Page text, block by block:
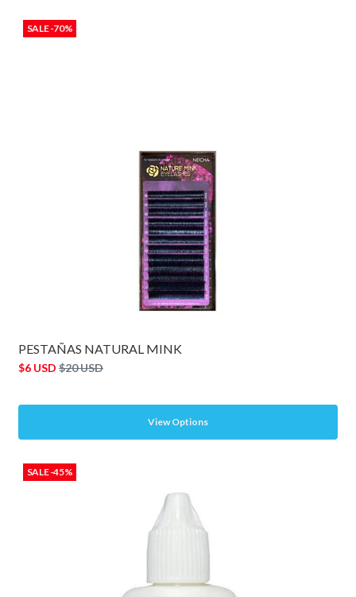
SALE -70%
PESTAÑAS NATURAL MINK
$6 USD $20 USD
View Options
SALE -45%